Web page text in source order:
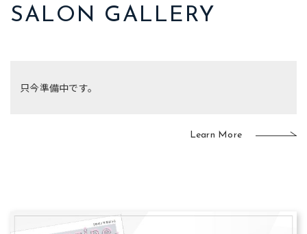
SALON GALLERY
只今準備中です。
Learn More